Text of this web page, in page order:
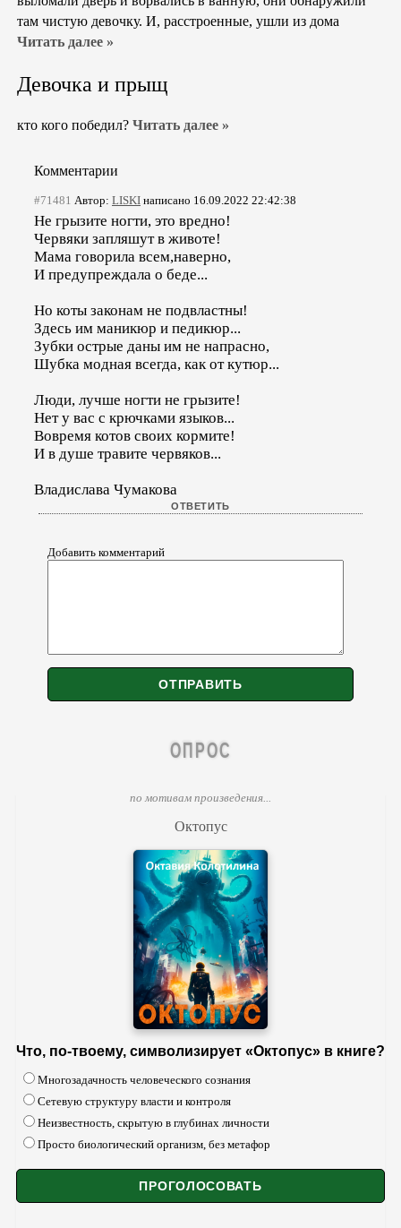
там чистую девочку. И, расстроенные, ушли из дома
Читать далее »
Девочка и прыщ
кто кого победил? Читать далее »
Комментарии
#71481 Автор: LISKI написано 16.09.2022 22:42:38
Не грызите ногти, это вредно!
Червяки запляшут в животе!
Мама говорила всем,наверно,
И предупреждала о беде...
Но коты законам не подвластны!
Здесь им маникюр и педикюр...
Зубки острые даны им не напрасно,
Шубка модная всегда, как от кутюр...
Люди, лучше ногти не грызите!
Нет у вас с крючками языков...
Вовремя котов своих кормите!
И в душе травите червяков...
Владислава Чумакова
Добавить комментарий
ОПРОС
по мотивам произведения...
Октопус
Что, по-твоему, символизирует «Октопус» в книге?
Многозадачность человеческого сознания
Сетевую структуру власти и контроля
Неизвестность, скрытую в глубинах личности
Просто биологический организм, без метафор